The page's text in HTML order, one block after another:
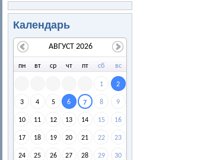
Календарь
пн вт ср чт пт сб вс
1 2
3 4 5 6 7 8 9
10 11 12 13 14 15 16
17 18 19 20 21 22 23
24 25 26 27 28 29 30
АВГУСТ 2026